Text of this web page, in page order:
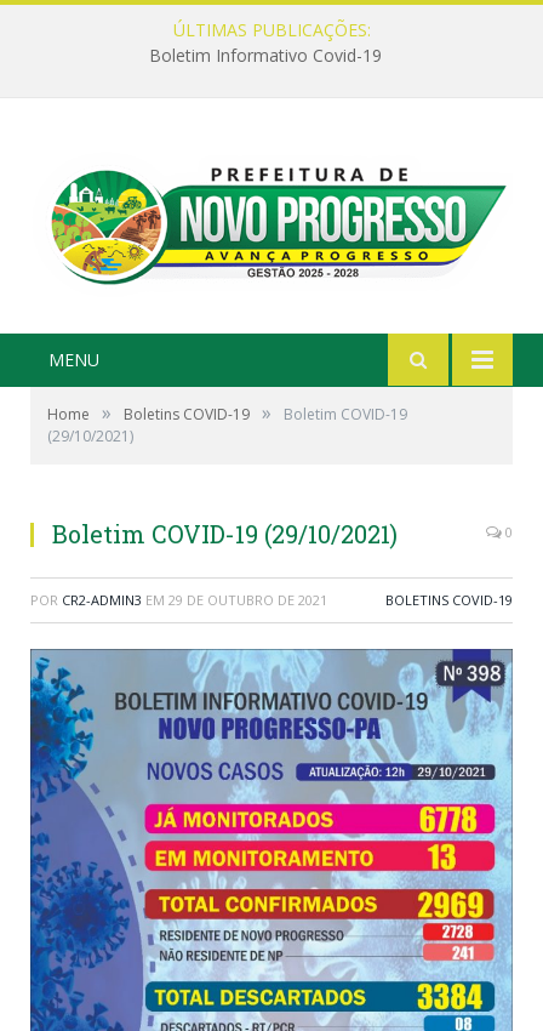
ÚLTIMAS PUBLICAÇÕES:
Boletim Informativo Covid-19
MENU
Home » Boletins COVID-19 »
Boletim COVID-19
(29/10/2021)
Boletim COVID-19 (29/10/2021) 0
POR CR2-ADMIN3 EM 29 DE OUTUBRO DE 2021 BOLETINS COVID-19